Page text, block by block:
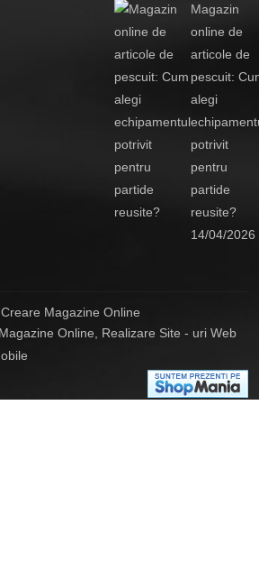
Magazin
online de
articole de
pescuit:
alegi
potrivit
pentru
partide
reusite?
14/04/2026
Creare Magazine Online